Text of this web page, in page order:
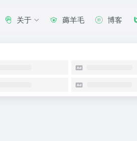
关于 薅羊毛 博客